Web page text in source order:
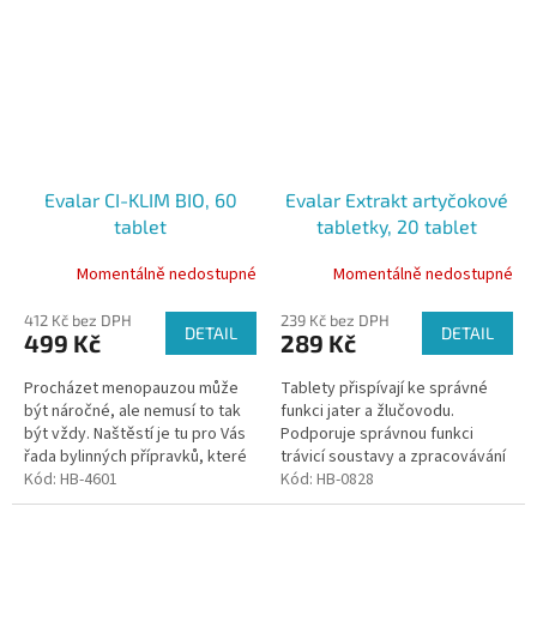
Evalar CI-KLIM BIO, 60
tablet
Momentálně nedostupné
412 Kč bez DPH
499 Kč DETAIL
Procházet menopauzou může
být náročné, ale nemusí to tak
být vždy. Naštěstí je tu pro Vás
řada bylinných přípravků, které
vám pomohou projít tímto
obdobím bez větších potíží a...
Kód: HB-4601
Evalar Extrakt artyčokové
tabletky, 20 tablet
Momentálně nedostupné
239 Kč bez DPH
289 Kč DETAIL
Tablety přispívají ke správné
funkci jater a žlučovodu.
Podporuje správnou funkci
trávicí soustavy a zpracovávání
živin z potravy.
Kód: HB-0828